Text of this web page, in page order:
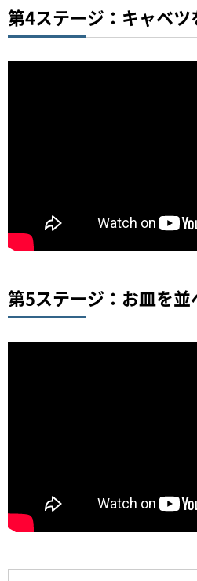
第4ステージ：キャベツ
第5ステージ：お皿を並